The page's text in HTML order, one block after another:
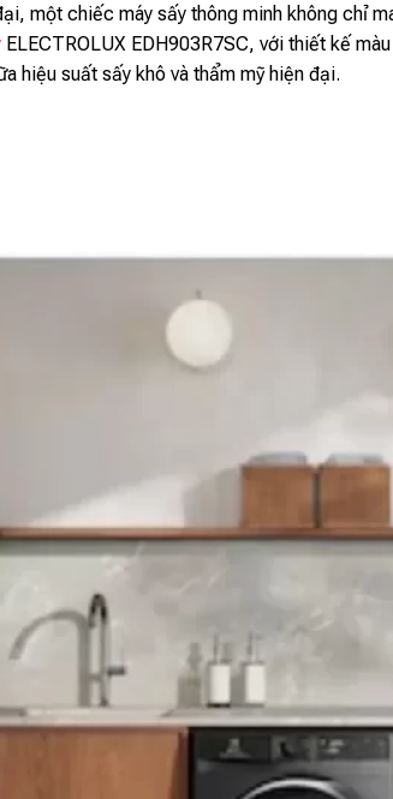
một chiếc máy sấy thông minh không chỉ
ELECTROLUX EDH903R7SC, với thiết kế
hiệu suất sấy khô và thẩm mỹ hiện đại.